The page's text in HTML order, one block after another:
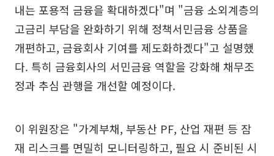
내는 포용적 금융을 확대하겠다"며 "금융 소외계층의
고금리 부담을 완화하기 위해 정책서민금융 상품을
개편하고, 금융회사 기여를 제도화하겠다"고 설명했
다. 특히 금융회사의 서민금융 역할을 강화해 채무조
정과 추심 관행을 개선할 예정이다.
이 위원장은 "가계부채, 부동산 PF, 산업 재편 등 잠
재 리스크를 면밀히 모니터링하고, 필요 시 준비된 시